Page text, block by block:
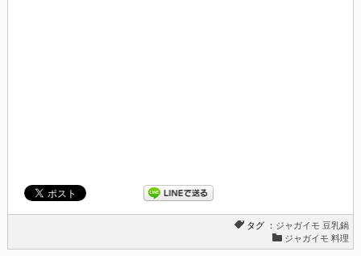
タグ ： ジャガイモ 豆乳鍋
ジャガイモ 料理